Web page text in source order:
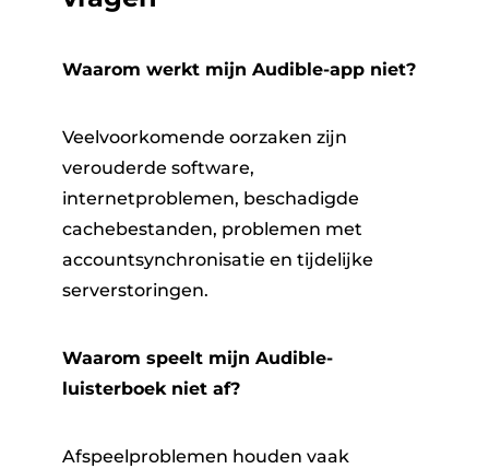
Waarom werkt mijn Audible-app niet?
Veelvoorkomende oorzaken zijn
verouderde software,
internetproblemen, beschadigde
cachebestanden, problemen met
accountsynchronisatie en tijdelijke
serverstoringen.
Waarom speelt mijn Audible-
luisterboek niet af?
Afspeelproblemen houden vaak